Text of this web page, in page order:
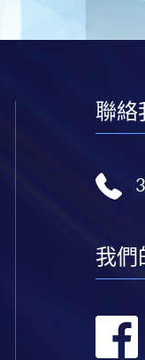
聯絡
我們